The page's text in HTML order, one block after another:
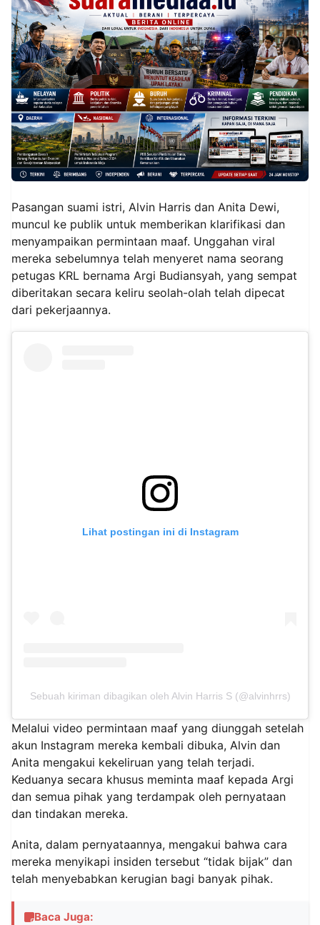
Pasangan suami istri, Alvin Harris dan Anita Dewi,
muncul ke publik untuk memberikan klarifikasi dan
menyampaikan permintaan maaf. Unggahan viral
mereka sebelumnya telah menyeret nama seorang
petugas KRL bernama Argi Budiansyah, yang sempat
diberitakan secara keliru seolah-olah telah dipecat
dari pekerjaannya.
Lihat postingan ini di Instagram
Sebuah kiriman dibagikan oleh Alvin Harris S (@alvinhrrs)
Melalui video permintaan maaf yang diunggah setelah
akun Instagram mereka kembali dibuka, Alvin dan
Anita mengakui kekeliruan yang telah terjadi.
Keduanya secara khusus meminta maaf kepada Argi
dan semua pihak yang terdampak oleh pernyataan
dan tindakan mereka.
Anita, dalam pernyataannya, mengakui bahwa cara
mereka menyikapi insiden tersebut “tidak bijak” dan
telah menyebabkan kerugian bagi banyak pihak.
Baca Juga: